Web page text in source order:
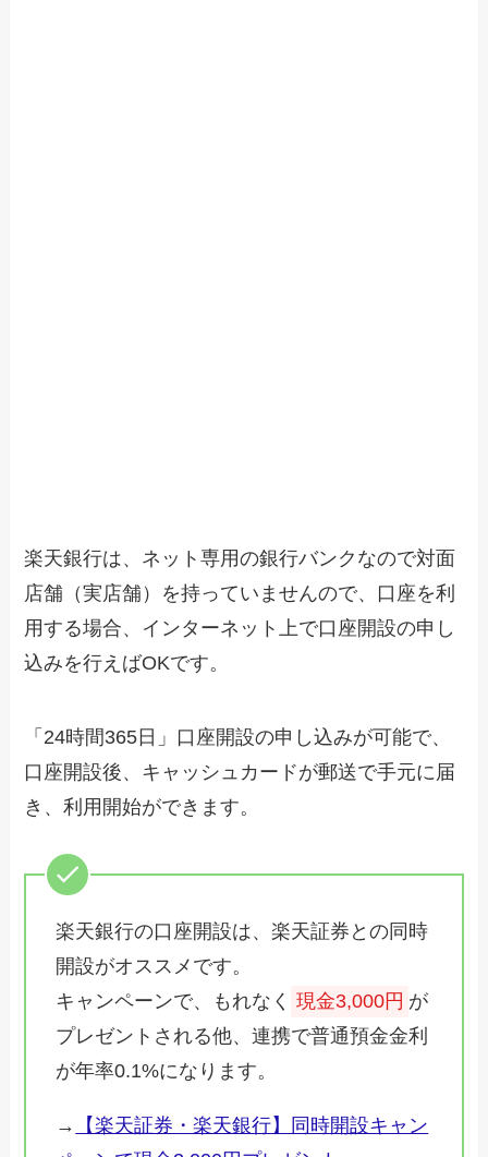
楽天銀行は、ネット専用の銀行バンクなので対面
店舗（実店舗）を持っていませんので、口座を利
用する場合、インターネット上で口座開設の申し
込みを行えばOKです。
「24時間365日」口座開設の申し込みが可能で、
口座開設後、キャッシュカードが郵送で手元に届
き、利用開始ができます。
楽天銀行の口座開設は、楽天証券との同時
開設がオススメです。
キャンペーンで、もれなく 現金3,000円 が
プレゼントされる他、連携で普通預金金利
が年率0.1%になります。
→
【楽天証券・楽天銀行】同時開設キャン